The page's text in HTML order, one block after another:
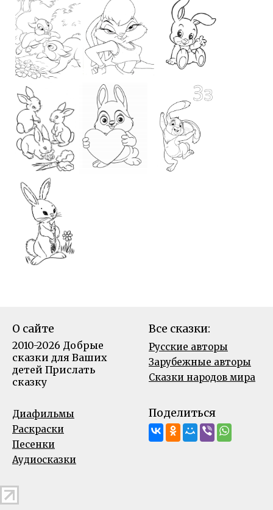
О сайте
2010-2026 Добрые
сказки для Ваших
детей Прислать
сказку
Все сказки:
Русские авторы
Зарубежные авторы
Сказки народов мира
Диафильмы
Раскраски
Песенки
Аудиосказки
Поделиться